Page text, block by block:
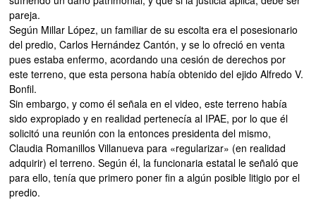
pareja.
Según Millar López, un familiar de su escolta era el posesionario
del predio, Carlos Hernández Cantón, y se lo ofreció en venta
pues estaba enfermo, acordando una cesión de derechos por
este terreno, que esta persona había obtenido del ejido Alfredo V.
Bonfil.
Sin embargo, y como él señala en el video, este terreno había
sido expropiado y en realidad pertenecía al IPAE, por lo que él
solicitó una reunión con la entonces presidenta del mismo,
Claudia Romanillos Villanueva para «regularizar» (en realidad
adquirir) el terreno. Según él, la funcionaria estatal le señaló que
para ello, tenía que primero poner fin a algún posible litigio por el
predio.